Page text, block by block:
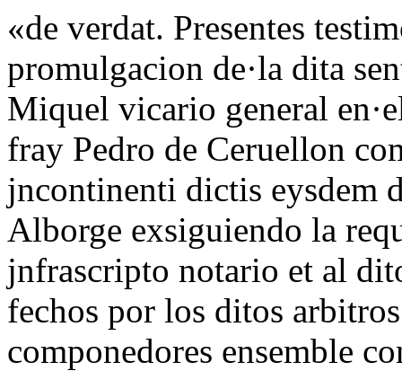
«de verdat. Presentes
promulgacion de·la dita
Miquel vicario general
fray Pedro de Ceruellon
jncontinenti dictis eysdem
Alborge exsiguiendo la
jnfrascripto notario et al
fechos por los ditos
componedores ensemble